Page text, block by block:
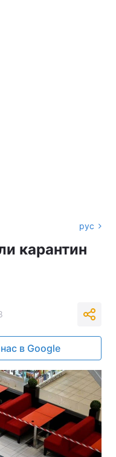
рус
карантин
в Google